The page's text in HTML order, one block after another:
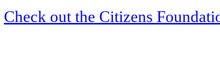
Check out the Citizens